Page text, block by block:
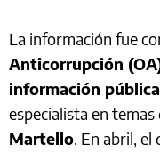
La información fue
Anticorrupción
información pública
especialista en
Martello. En abril, el